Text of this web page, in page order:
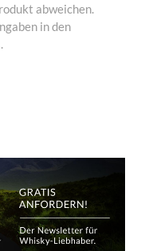
abweichen.
in den